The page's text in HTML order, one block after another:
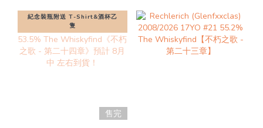
紀念裝瓶附送 T-Shirt&酒杯乙
隻
售完